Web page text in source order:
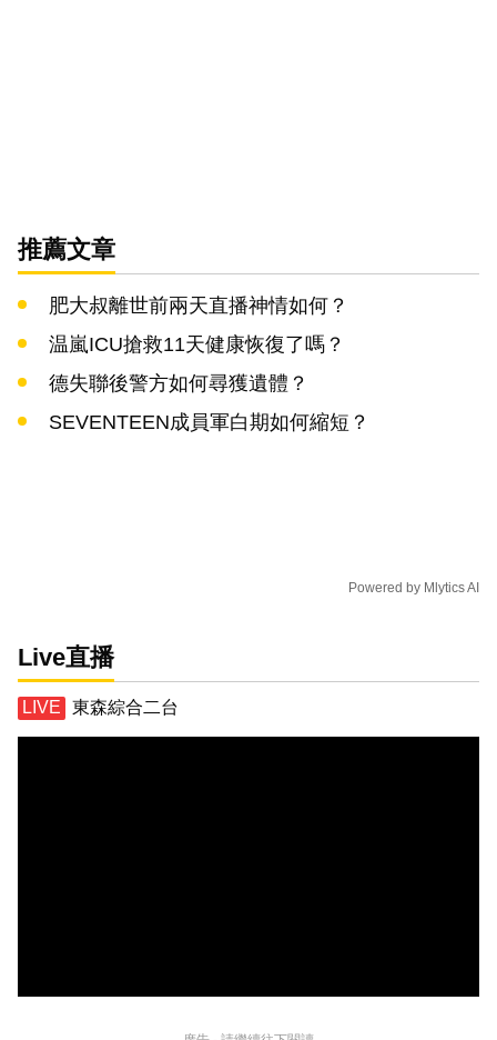
推薦文章
肥大叔離世前兩天直播神情如何？
温嵐ICU搶救11天健康恢復了嗎？
德失聯後警方如何尋獲遺體？
SEVENTEEN成員軍白期如何縮短？
Powered by Mlytics AI
Live直播
東森綜合二台